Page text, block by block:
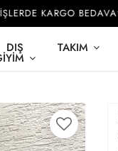
KARGO BEDAVA✨
DIŞ TAKIM